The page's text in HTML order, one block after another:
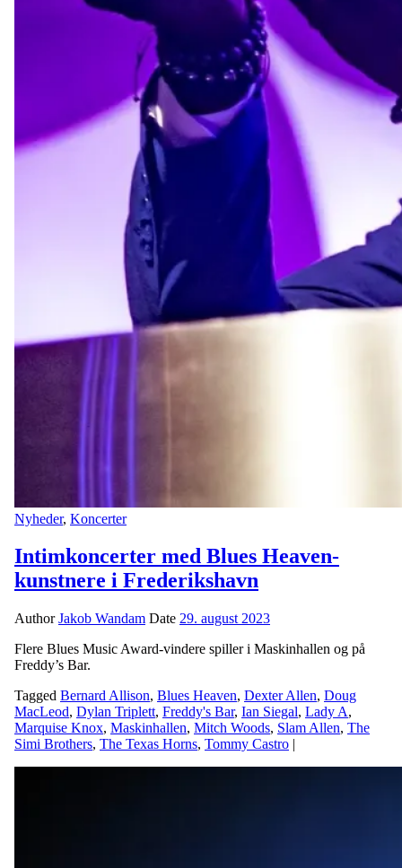
Nyheder, Koncerter
Intimkoncerter med Blues Heaven-
kunstnere i Frederikshavn
AuthorJakob Wandam Date 29. august 2023
Flere Blues Music Award-vindere spiller i Maskinhallen og på
Freddy’s Bar.
Tagged Bernard Allison, Blues Heaven, Dexter Allen, Doug
MacLeod, Dylan Triplett, Freddy's Bar, Ian Siegal, Lady A,
Marquise Knox, Maskinhallen, Mitch Woods, Slam Allen, The
Simi Brothers, The Texas Horns, Tommy Castro |